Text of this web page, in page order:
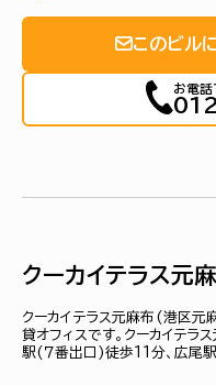
このビル
お電話
クーカイテラス元
クーカイテラス元麻布(港区
貸オフィスです。クーカイテ
駅(７番出口)徒歩11分、広尾